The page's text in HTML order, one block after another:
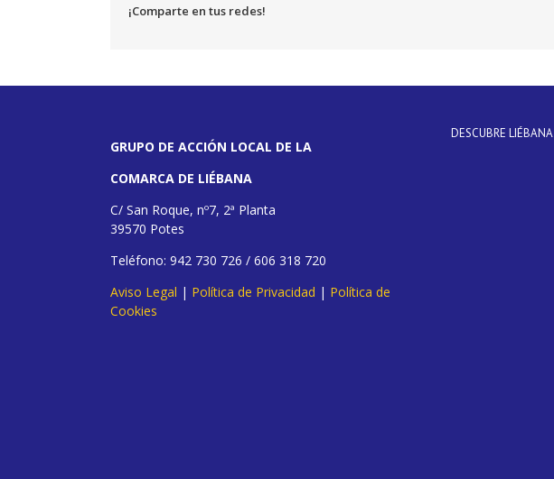
¡Comparte en tus redes!
GRUPO DE ACCIÓN LOCAL DE LA
COMARCA DE LIÉBANA
C/ San Roque, nº7, 2ª Planta
39570 Potes
Teléfono: 942 730 726 / 606 318 720
Aviso Legal | Política de Privacidad | Política de
Cookies
DESCUBRE LIÉBANA